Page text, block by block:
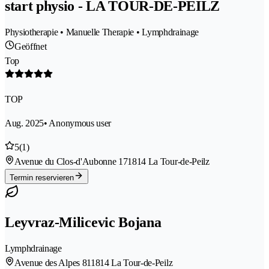
start physio - LA TOUR-DE-PEILZ
Physiotherapie • Manuelle Therapie • Lymphdrainage
Geöffnet
Top
TOP
Aug. 2025• Anonymous user
5(1)
Avenue du Clos-d'Aubonne 171814 La Tour-de-Peilz
Termin reservieren
Leyvraz-Milicevic Bojana
Lymphdrainage
Avenue des Alpes 811814 La Tour-de-Peilz